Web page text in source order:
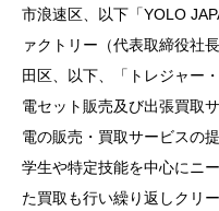
市浪速区、以下「YOLO
ァクトリー（代表取締役社
田区、以下、「トレジャー
電セット販売及び出張買取
電の販売・買取サービスの
学生や特定技能を中心にニ
た買取も行い繰り返しクリ